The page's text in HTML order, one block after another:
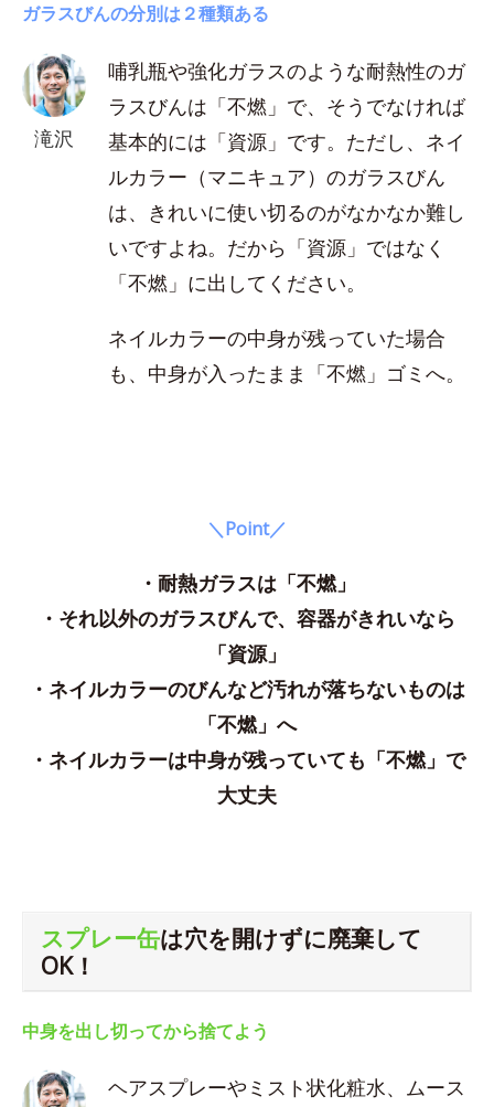
ガラスびんの分別は２種類ある
滝沢
哺乳瓶や強化ガラスのような耐熱性のガ
ラスびんは「不燃」で、そうでなければ
基本的には「資源」です。ただし、ネイ
ルカラー（マニキュア）のガラスびん
は、きれいに使い切るのがなかなか難し
いですよね。だから「資源」ではなく
「不燃」に出してください。
ネイルカラーの中身が残っていた場合
も、中身が入ったまま「不燃」ゴミへ。
＼Point／
・耐熱ガラスは「不燃」
・それ以外のガラスびんで、容器がきれいなら
「資源」
・ネイルカラーのびんなど汚れが落ちないものは
「不燃」へ
・ネイルカラーは中身が残っていても「不燃」で
大丈夫
スプレー缶は穴を開けずに廃棄して
OK！
中身を出し切ってから捨てよう
ヘアスプレーやミスト状化粧水、ムース